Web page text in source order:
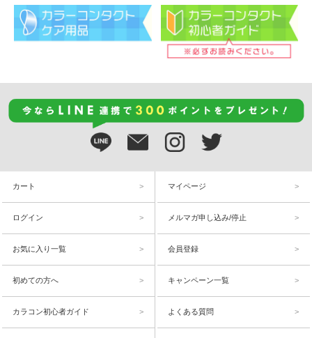
カート マイページ
ログイン メルマガ申し込み/停止
お気に入り一覧 会員登録
初めての方へ キャンペーン一覧
カラコン初心者ガイド よくある質問